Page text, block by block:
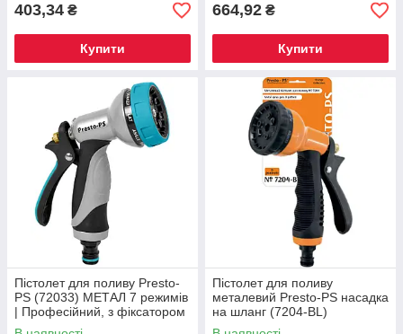
403,34 ₴
Купити
664,92 ₴
Купити
Пістолет для поливу Presto-
PS (72033) МЕТАЛ 7 режимів
| Професійний, з фіксатором
Пістолет для поливу
металевий Presto-PS насадка
на шланг (7204-BL)